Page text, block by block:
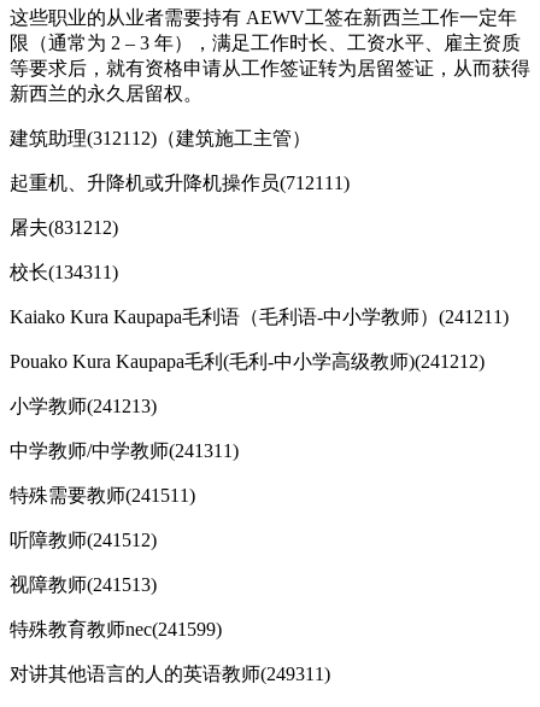
这些职业的从业者需要持有 AEWV工签在新西兰工作一定年
限（通常为 2 – 3 年），满足工作时长、工资水平、雇主资质
等要求后，就有资格申请从工作签证转为居留签证，从而获得
新西兰的永久居留权。
建筑助理(312112)（建筑施工主管）
起重机、升降机或升降机操作员(712111)
屠夫(831212)
校长(134311)
Kaiako Kura Kaupapa毛利语（毛利语-中小学教师）(241211)
Pouako Kura Kaupapa毛利(毛利-中小学高级教师)(241212)
小学教师(241213)
中学教师/中学教师(241311)
特殊需要教师(241511)
听障教师(241512)
视障教师(241513)
特殊教育教师nec(241599)
对讲其他语言的人的英语教师(249311)